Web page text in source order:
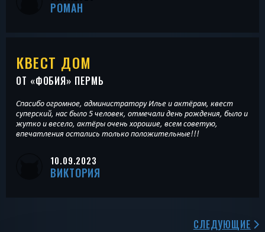
РОМАН
КВЕСТ ДОМ
ОТ «ФОБИЯ» ПЕРМЬ
Спасибо огромное, администратору Илье и актёрам, квест
суперский, нас было 5 человек, отмечали день рождения, было и
жутко и весело, актёры очень хорошие, всем советую,
впечатления остались только положительные!!!
10.09.2023
ВИКТОРИЯ
СЛЕДУЮЩИЕ